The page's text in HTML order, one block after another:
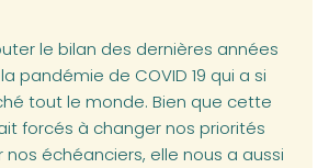
le bilan des dernières années
pandémie de COVID 19 qui a si
tout le monde. Bien que cette
forcés à changer nos priorités
échéanciers, elle nous a aussi